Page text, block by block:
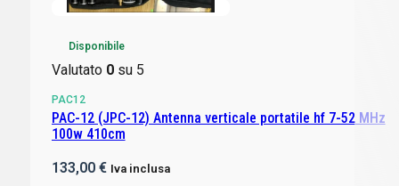
Disponibile
Valutato 0su 5
PAC12
PAC-12 (JPC-12) Antenna verticale portatile hf 7-52 MHz
100w 410cm
133,00 € Iva inclusa